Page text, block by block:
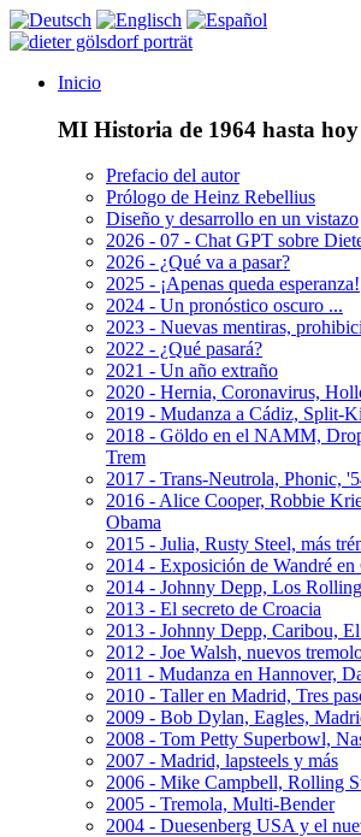
Inicio
MI Historia de 1964 hasta
Prefacio del autor
Prólogo de Heinz Rebellius
Diseño y desarrollo en un vistazo
2026 - 07 - Chat GPT sobre
2026 - ¿Qué va a pasar?
2025 - ¡Apenas queda esperanza!
2024 - Un pronóstico oscuro ...
2023 - Nuevas mentiras,
2022 - ¿Qué pasará?
2021 - Un año extraño
2020 - Hernia, Coronavirus,
2019 - Mudanza a Cádiz, Split-
2018 - Göldo en el NAMM,
Trem
2017 - Trans-Neutrola, Phonic,
2016 - Alice Cooper, Robbie
Obama
2015 - Julia, Rusty Steel, más
2014 - Exposición de Wandré en
2014 - Johnny Depp, Los
2013 - El secreto de Croacia
2013 - Johnny Depp, Caribou,
2012 - Joe Walsh, nuevos
2011 - Mudanza en Hannover,
2010 - Taller en Madrid, Tres
2009 - Bob Dylan, Eagles,
2008 - Tom Petty Superbowl,
2007 - Madrid, lapsteels y más
2006 - Mike Campbell, Rolling
2005 - Tremola, Multi-Bender
2004 - Duesenberg USA y el